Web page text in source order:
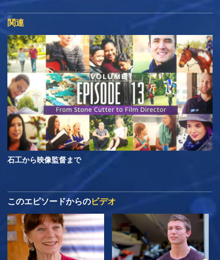
関連
石工から映像監督まで
このエピソードからのビデオ